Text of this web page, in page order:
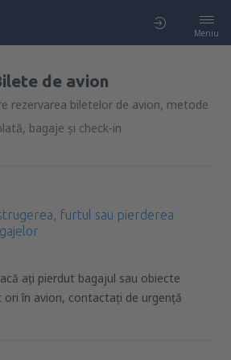
Meniu
de avion
rezervarea biletelor de avion, metode
bagaje și check-in
furtul sau pierderea
ați pierdut bagajul sau obiecte
în avion, contactați de urgență